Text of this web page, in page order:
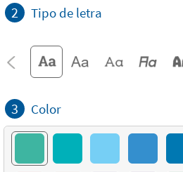
2 Tipo de letra
3 Color